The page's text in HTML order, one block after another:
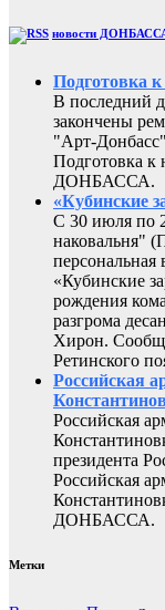
новости
Подготовка
В последний
закончены
"Арт-
Подготовка к
ДОНБАССА.
«Кубинские
С 30 июля по
наковальня"
персональная
«Кубинские
рождения
разгрома
Хирон.
Ретинского
Российская
Российская
президента
Российская
ДОНБАССА.
Метки